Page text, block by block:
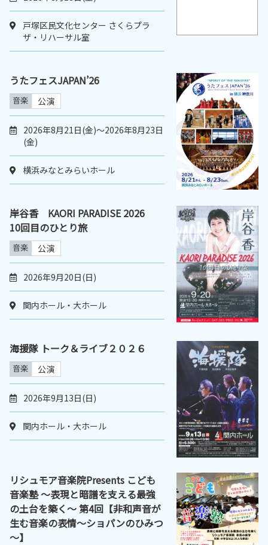
戸塚区民文化センター さくらプラ
ザ・リハーサル室
うたフェスJAPAN’26
音楽 公演
2026年8月21日(金)～2026年8月23日
(金)
横浜みなとみらいホール
岸谷香 KAORI PARADISE 2026
10回目のひとり旅
音楽 公演
2026年9月20日(日)
関内ホール・大ホール
海援隊 トーク＆ライブ２０２６
音楽 公演
2026年9月13日(日)
関内ホール・大ホール
リシュモア音楽院Presents こども
音楽塾 ～表現と暗譜を支える最強
の土台を築く～ 第4回【非和声音が
生む音楽の表情～ショパンのひみつ
～】